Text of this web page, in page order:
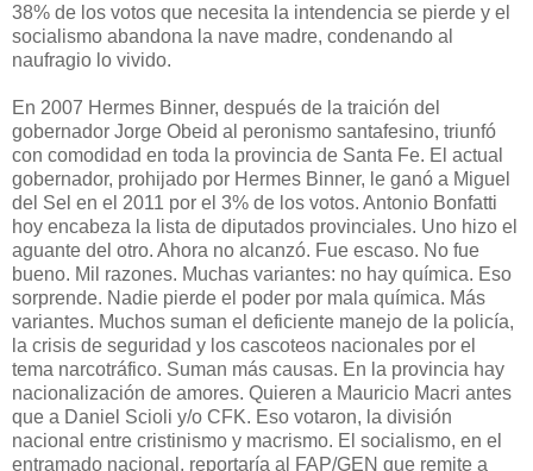
38% de los votos que necesita la intendencia se pierde y el
socialismo abandona la nave madre, condenando al
naufragio lo vivido.
En 2007 Hermes Binner, después de la traición del
gobernador Jorge Obeid al peronismo santafesino, triunfó
con comodidad en toda la provincia de Santa Fe. El actual
gobernador, prohijado por Hermes Binner, le ganó a Miguel
del Sel en el 2011 por el 3% de los votos. Antonio Bonfatti
hoy encabeza la lista de diputados provinciales. Uno hizo el
aguante del otro. Ahora no alcanzó. Fue escaso. No fue
bueno. Mil razones. Muchas variantes: no hay química. Eso
sorprende. Nadie pierde el poder por mala química. Más
variantes. Muchos suman el deficiente manejo de la policía,
la crisis de seguridad y los cascoteos nacionales por el
tema narcotráfico. Suman más causas. En la provincia hay
nacionalización de amores. Quieren a Mauricio Macri antes
que a Daniel Scioli y/o CFK. Eso votaron, la división
nacional entre cristinismo y macrismo. El socialismo, en el
entramado nacional, reportaría al FAP/GEN que remite a